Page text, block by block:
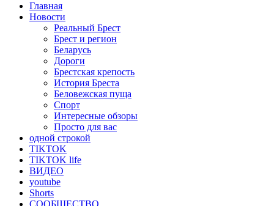
Главная
Новости
Реальный Брест
Брест и регион
Беларусь
Дороги
Брестская крепость
История Бреста
Беловежская пуща
Спорт
Интересные обзоры
Просто для вас
одной строкой
TIKTOK
TIKTOK life
ВИДЕО
youtube
Shorts
СООБЩЕСТВО